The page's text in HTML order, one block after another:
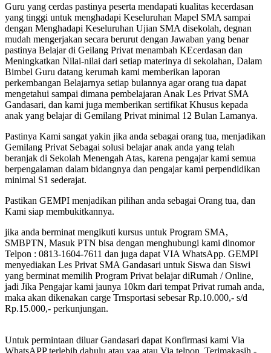
Guru yang cerdas pastinya peserta mendapati kualitas kecerdasan
yang tinggi untuk menghadapi Keseluruhan Mapel SMA sampai
dengan Menghadapi Keseluruhan Ujian SMA disekolah, degnan
mudah mengerjakan secara berurut dengan Jawaban yang benar
pastinya Belajar di Geilang Privat menambah KEcerdasan dan
Meningkatkan Nilai-nilai dari setiap materinya di sekolahan, Dalam
Bimbel Guru datang kerumah kami memberikan laporan
perkembangan Belajarnya setiap bulannya agar orang tua dapat
mengetahui sampai dimana pembelajaran Anak Les Privat SMA
Gandasari, dan kami juga memberikan sertifikat Khusus kepada
anak yang belajar di Gemilang Privat minimal 12 Bulan Lamanya.
Pastinya Kami sangat yakin jika anda sebagai orang tua, menjadikan
Gemilang Privat Sebagai solusi belajar anak anda yang telah
beranjak di Sekolah Menengah Atas, karena pengajar kami semua
berpengalaman dalam bidangnya dan pengajar kami perpendidikan
minimal S1 sederajat.
Pastikan GEMPI menjadikan pilihan anda sebagai Orang tua, dan
Kami siap membukitkannya.
jika anda berminat mengikuti kursus untuk Program SMA,
SMBPTN, Masuk PTN bisa dengan menghubungi kami dinomor
Telpon : 0813-1604-7611 dan juga dapat VIA WhatsApp. GEMPI
menyediakan Les Privat SMA Gandasari untuk Siswa dan Siswi
yang berminat memilih Program Privat belajar diRumah / Online,
jadi Jika Pengajar kami jaunya 10km dari tempat Privat rumah anda,
maka akan dikenakan carge Trnsportasi sebesar Rp.10.000,- s/d
Rp.15.000,- perkunjungan.
Untuk permintaan diluar Gandasari dapat Konfirmasi kami Via
WhatsAPP terlebih dahulu atau yaa atau Via telpon, Terimakasih -